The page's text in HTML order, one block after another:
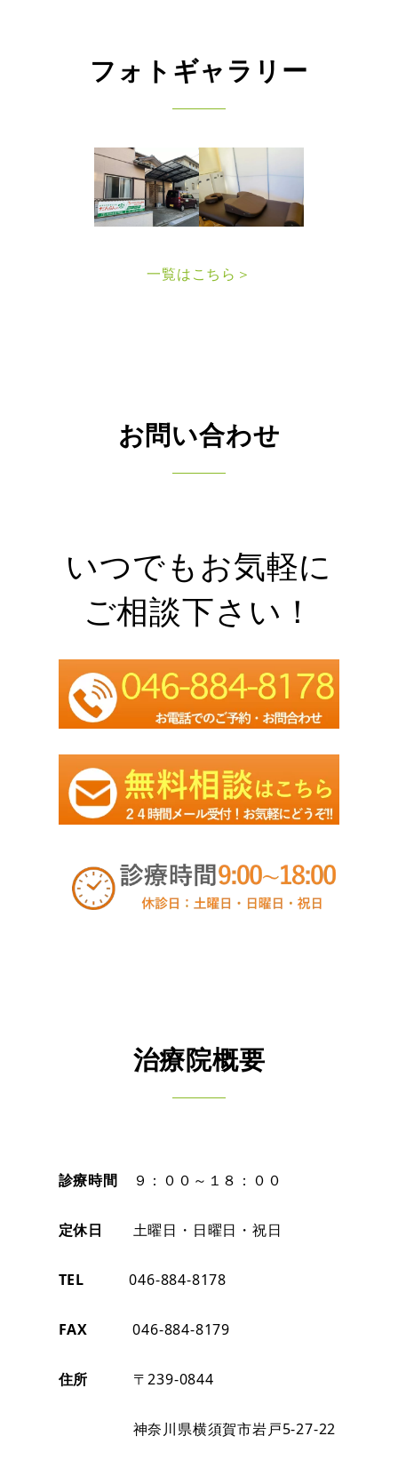
フォトギャラリー
一覧はこちら＞
お問い合わせ
いつでもお気軽に
ご相談下さい！
治療院概要
診療時間 ９：００～１８：００
定休日 土曜日・日曜日・祝日
TEL 046-884-8178
FAX 046-884-8179
住所 〒239-0844
神奈川県横須賀市岩戸5-27-22